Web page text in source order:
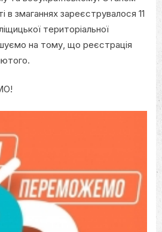
в змаганнях зареєструвалося 11
територіальної
на тому, що реєстрація